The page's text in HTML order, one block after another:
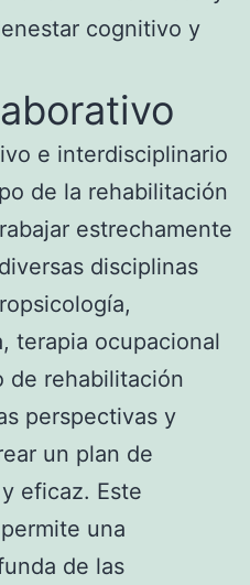
cognitivo y
e interdisciplinario
de la rehabilitación
estrechamente
disciplinas
terapia ocupacional
de rehabilitación
perspectivas y
un plan de
eficaz. Este
una
de las